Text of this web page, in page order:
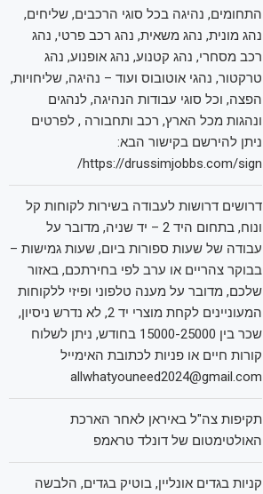
התחומים, נהיגה בכל סוגי הרכבים, שליחים,
נהג מונית, נהג משאית, נהג רכב פרטי, נהג
רכב מסחרי, נהג קטנוע, נהג אופנוע, נהג
טרקטור, נהגי אוטובוס ועוד – נהיגה, שליחויות,
הפצה, וכל סוגי עבודות הנהיגה, לנהגים
ונהגות מכל הארץ, רכב ותחבורה , לפרטים
ניתן להירשם בקישור הבא:
https://drussimjobbs.com/sign/
דרושים דרושות לעבודה בשירות לקוחות קל
ונוח, בתחום היד 2 – יד שניה, מדובר על
עבודה של שעות ספורות ביום, שעות גמישות –
בבוקר צהריים או ערב לפי בחירתכם, באזור
שלכם, מדובר על מענה טלפוני ופיזי ללקוחות
המעוניינים לקחת מוצרי יד 2, לא נדרש ניסיון,
שכר בין 15000-25000 בחודש, ניתן לשלוח
קורות חיים או פניות לכתובת האימייל
allwhatyouneed2024@gmail.com
תקיפות צה"ל באיראן לאחר הארכת
האולטימטום של דונלד טראמפ
קניות בגדים אונליין, בוטיק בגדים, הלבשה